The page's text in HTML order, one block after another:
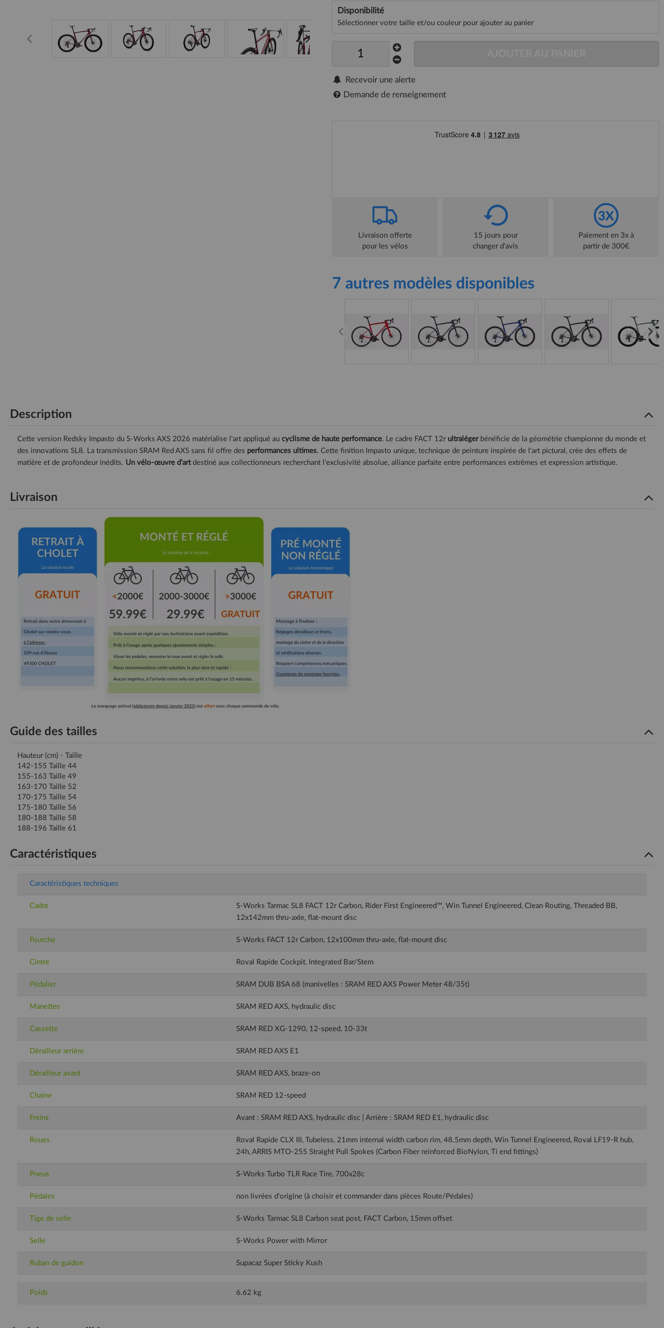
Disponibilité
Sélectionner votre taille et/ou couleur pour ajouter au panier
Recevoir une alerte
Demande de renseignement
Livraison offerte
pour les vélos
15 jours pour
changer d'avis
Paiement en 3x à
partir de 300€
7 autres modèles disponibles
Description
Cette version Redsky Impasto du S-Works AXS 2026 matérialise l'art appliqué au cyclisme de haute performance. Le cadre FACT 12r ultralégerbénéficie de la géométrie championne du monde et
des innovations SL8. La transmission SRAM Red AXS sans fil offre des performances ultimes. Cette finition Impasto unique, technique de peinture inspirée de l'art pictural, crée des effets de
matière et de profondeur inédits. Un vélo-œuvre d'artdestiné aux collectionneurs recherchant l'exclusivité absolue, alliance parfaite entre performances extrêmes et expression artistique.
Livraison
Guide des tailles
Hauteur (cm) - Taille
142-155 Taille 44
155-163 Taille 49
163-170 Taille 52
170-175 Taille 54
175-180 Taille 56
180-188 Taille 58
188-196 Taille 61
Caractéristiques
Caractéristiques techniques
Cadre
S-Works Tarmac SL8 FACT 12r Carbon, Rider First Engineered™, Win Tunnel Engineered, Clean Routing, Threaded BB,
12x142mm thru-axle, flat-mount disc
Fourche S-Works FACT 12r Carbon, 12x100mm thru-axle, flat-mount disc
Cintre Roval Rapide Cockpit, Integrated Bar/Stem
Pédalier SRAM DUB BSA 68 (manivelles : SRAM RED AXS Power Meter 48/35t)
Manettes SRAM RED AXS, hydraulic disc
Cassette SRAM RED XG-1290, 12-speed, 10-33t
Dérailleur arrière SRAM RED AXS E1
Dérailleur avant SRAM RED AXS, braze-on
Chaine SRAM RED 12-speed
Freins Avant : SRAM RED AXS, hydraulic disc | Arrière : SRAM RED E1, hydraulic disc
Roues
Roval Rapide CLX III, Tubeless, 21mm internal width carbon rim, 48.5mm depth, Win Tunnel Engineered, Roval LF19-R hub,
24h, ARRIS MTO-255 Straight Pull Spokes (Carbon Fiber reinforced BioNylon, Ti end fittings)
Pneus S-Works Turbo TLR Race Tire, 700x28c
Pédales non livrées d'origine (à choisir et commander dans pièces Route/Pédales)
Tige de selle S-Works Tarmac SL8 Carbon seat post, FACT Carbon, 15mm offset
Selle S-Works Power with Mirror
Ruban de guidon Supacaz Super Sticky Kush
Poids 6.62 kg